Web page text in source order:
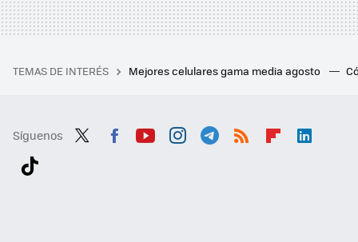
TEMAS DE INTERÉS Mejores celulares gama media agosto
Síguenos